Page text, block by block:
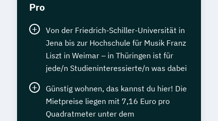
Pro
Von der Friedrich-Schiller-Universität in
Jena bis zur Hochschule für Musik Franz
Liszt in Weimar – in Thüringen ist für
jede/n Studieninteressierte/n was dabei
Günstig wohnen, das kannst du hier! Die
Mietpreise liegen mit 7,16 Euro pro
Quadratmeter unter dem